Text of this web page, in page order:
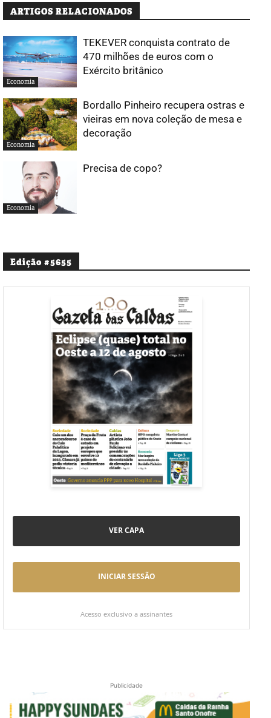
ARTIGOS RELACIONADOS
Economia
TEKEVER conquista contrato de
470 milhões de euros com o
Exército britânico
Economia
Bordallo Pinheiro recupera ostras e
vieiras em nova coleção de mesa e
decoração
Economia
Precisa de copo?
Edição #5655
VER CAPA
INICIAR SESSÃO
Acesso exclusivo a assinantes
Publicidade